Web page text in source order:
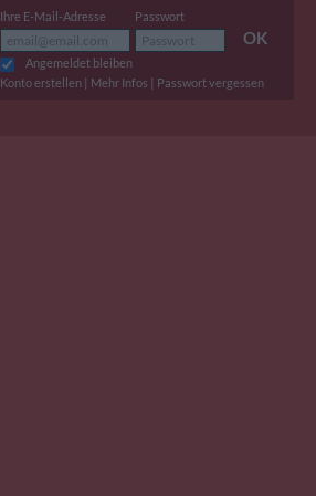
Ihre E-Mail-Adresse Passwort
OK
Angemeldet bleiben
Konto erstellen | Mehr Infos | Passwort vergessen